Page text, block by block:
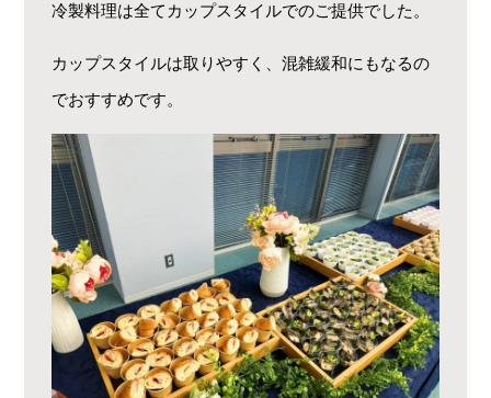
冷製料理は全てカップスタイルでのご提供でした。
カップスタイルは取りやすく、混雑緩和にもなるの
でおすすめです。